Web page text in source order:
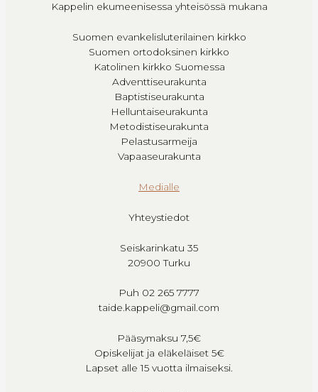
Kappelin ekumeenisessa yhteisössä mukana
Suomen evankelisluterilainen kirkko
Suomen ortodoksinen kirkko
Katolinen kirkko Suomessa
Adventtiseurakunta
Baptistiseurakunta
Helluntaiseurakunta
Metodistiseurakunta
Pelastusarmeija
Vapaaseurakunta
Medialle
Yhteystiedot
Seiskarinkatu 35
20900 Turku
Puh 02 265 7777
taide.kappeli@gmail.com
Pääsymaksu 7,5€
Opiskelijat ja eläkeläiset 5€
Lapset alle 15 vuotta ilmaiseksi.